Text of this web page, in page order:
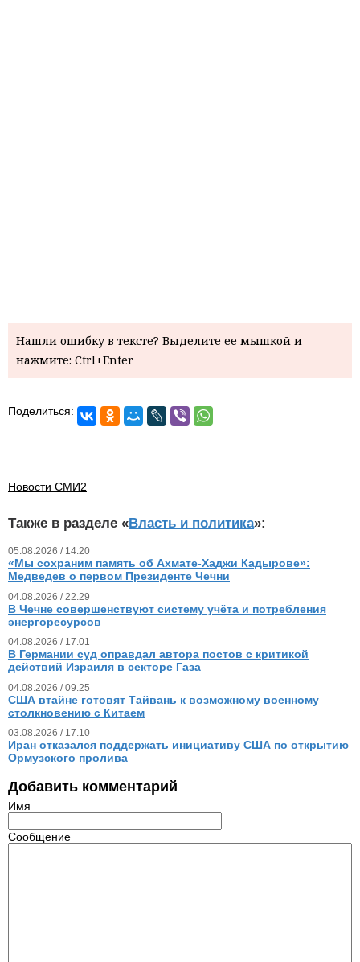
Нашли ошибку в тексте? Выделите ее мышкой и
нажмите: Ctrl+Enter
Поделиться:
Новости СМИ2
Также в разделе «Власть и политика»:
05.08.2026 / 14.20
«Мы сохраним память об Ахмате-Хаджи Кадырове»:
Медведев о первом Президенте Чечни
04.08.2026 / 22.29
В Чечне совершенствуют систему учёта и потребления
энергоресурсов
04.08.2026 / 17.01
В Германии суд оправдал автора постов с критикой
действий Израиля в секторе Газа
04.08.2026 / 09.25
США втайне готовят Тайвань к возможному военному
столкновению с Китаем
03.08.2026 / 17.10
Иран отказался поддержать инициативу США по открытию
Ормузского пролива
Добавить комментарий
Имя
Сообщение